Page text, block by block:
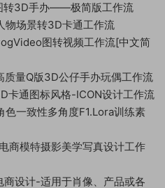
转3D手办——极简版工作流
物场景转3D卡通工作流
图转视频工作流[中文简
质量Q版3D公仔手办玩偶工作流
卡通图标风格-ICON设计工作流
色一致性多角度F1.Lora训练素
商模特摄影美学写真设计工作
商设计-适用于肖像、产品或各